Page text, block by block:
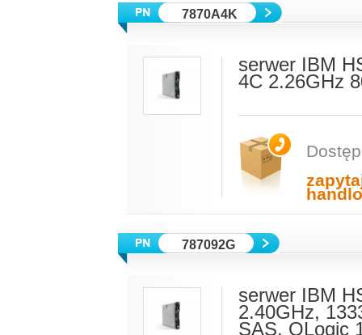
7870A4K
serwer IBM
4C 2.26GHz
787092G
serwer IBM
2.40GHz,
SAS, QLogic